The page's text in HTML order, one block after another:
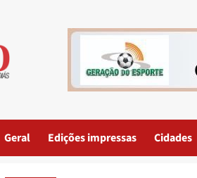
Geral Edições impressas Cidades